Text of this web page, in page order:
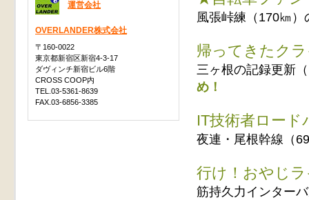
風張峠練（170㎞
帰ってきたク
三ヶ根の記録更新
め！
IT技術者ロー
夜連・尾根幹線（
行け！おやじ
筋持久力インター
運営会社
OVERLANDER株式会社
〒160-0022
東京都新宿区新宿4-3-17
ダヴィンチ新宿ビル6階
CROSS COOP内
TEL.03-5361-8639
FAX.03-6856-3385